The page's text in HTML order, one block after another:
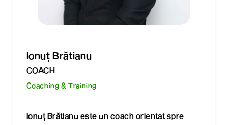
Ionuț Brătianu
COACH
Coaching & Training
Ionuț Brătianu este un coach orientat spre